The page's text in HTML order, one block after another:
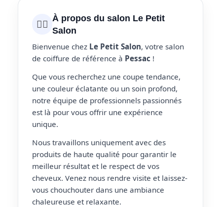
💇‍♀️ À propos du salon Le Petit
Salon
Bienvenue chez Le Petit Salon, votre salon
de coiffure de référence à Pessac !
Que vous recherchez une coupe tendance,
une couleur éclatante ou un soin profond,
notre équipe de professionnels passionnés
est là pour vous offrir une expérience
unique.
Nous travaillons uniquement avec des
produits de haute qualité pour garantir le
meilleur résultat et le respect de vos
cheveux. Venez nous rendre visite et laissez-
vous chouchouter dans une ambiance
chaleureuse et relaxante.